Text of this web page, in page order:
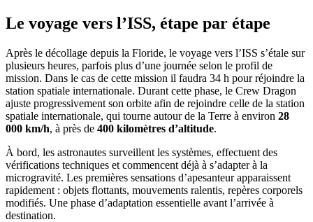
Le voyage vers l’ISS, étape par étape
Après le décollage depuis la Floride, le voyage vers l’ISS s’étale sur
plusieurs heures, parfois plus d’une journée selon le profil de
mission. Dans le cas de cette mission il faudra 34 h pour réjoindre la
station spatiale internationale. Durant cette phase, le Crew Dragon
ajuste progressivement son orbite afin de rejoindre celle de la station
spatiale internationale, qui tourne autour de la Terre à environ 28
000 km/h, à près de 400 kilomètres d’altitude.
À bord, les astronautes surveillent les systèmes, effectuent des
vérifications techniques et commencent déjà à s’adapter à la
microgravité. Les premières sensations d’apesanteur apparaissent
rapidement : objets flottants, mouvements ralentis, repères corporels
modifiés. Une phase d’adaptation essentielle avant l’arrivée à
destination.